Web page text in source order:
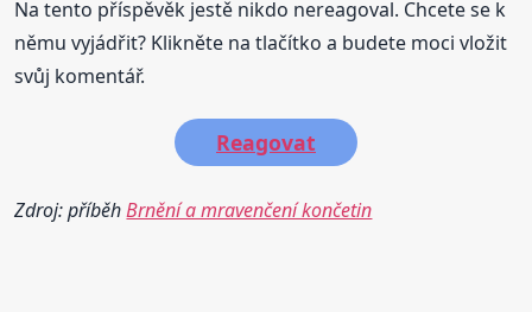
Na tento příspěvěk jestě nikdo nereagoval. Chcete se k
němu vyjádřit? Klikněte na tlačítko a budete moci vložit
svůj komentář.
Reagovat
Zdroj: příběhBrnění a mravenčení končetin